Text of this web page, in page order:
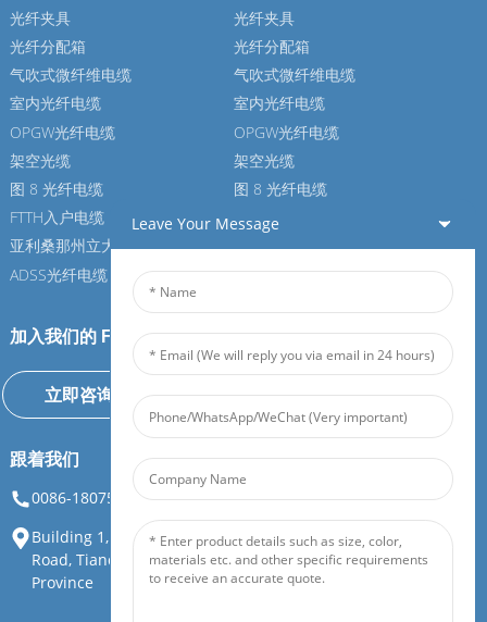
光纤夹具
光纤分配箱
气吹式微纤维电缆
室内光纤电缆
OPGW光纤电缆
架空光缆
图 8 光纤电缆
FTTH入户电缆
亚利桑那州立大学光纤电缆
ADSS光纤电缆
光纤夹具
光纤分配箱
气吹式微纤维电缆
室内光纤电缆
OPGW光纤电缆
架空光缆
图 8 光纤电缆
FTTH入户电缆
亚利桑那州立大学光纤电缆
ADSS光纤电缆
加入我们的 Feiboer
立即咨询
跟着我们
0086-18075108880
info@feiboer.com.cn
Building 1, Zhongjianbaobao Mansion, No. 30, Lianhu 3rd
Road, Tianding Street, Yuelu District, Changsha City, Hunan
Province
Leave Your Message